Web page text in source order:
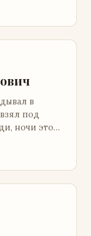
в
под
ночи этой